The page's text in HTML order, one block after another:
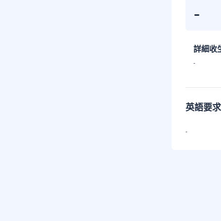
-
詳細收
-
英語要求
-